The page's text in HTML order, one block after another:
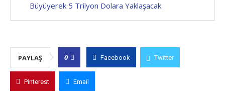
Büyüyerek 5 Trilyon Dolara Yaklaşacak
PAYLAŞ 0 Facebook Twitter
Pinterest Email